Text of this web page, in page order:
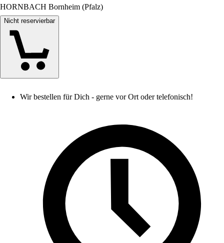
HORNBACH Bornheim (Pfalz)
Nicht reservierbar
Wir bestellen für Dich - gerne vor Ort oder telefonisch!